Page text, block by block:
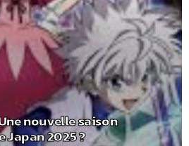
nouvelle saison
Japan 2025 ?